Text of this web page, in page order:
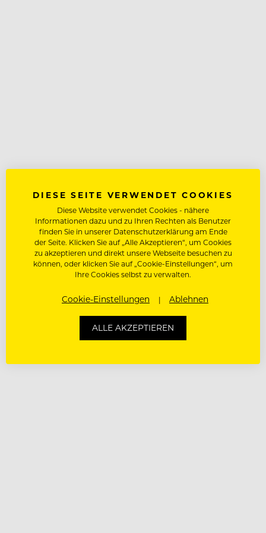
DIESE SEITE VERWENDET COOKIES
Diese Website verwendet Cookies - nähere
Informationen dazu und zu Ihren Rechten als Benutzer
finden Sie in unserer Datenschutzerklärung am Ende
der Seite. Klicken Sie auf „Alle Akzeptieren“, um Cookies
zu akzeptieren und direkt unsere Webseite besuchen zu
können, oder klicken Sie auf „Cookie-Einstellungen“, um
Ihre Cookies selbst zu verwalten.
Cookie-Einstellungen Ablehnen
ALLE AKZEPTIEREN